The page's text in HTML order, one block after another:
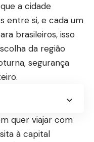
a cidade
entre si, e cada um
brasileiros, isso
da região
segurança
quer viajar com
à capital